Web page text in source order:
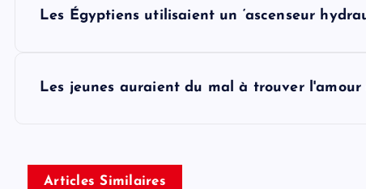
Les Égyptiens utilisaient un ‘ascenseur
Les jeunes auraient du mal à trouver l'amour
Articles Similaires